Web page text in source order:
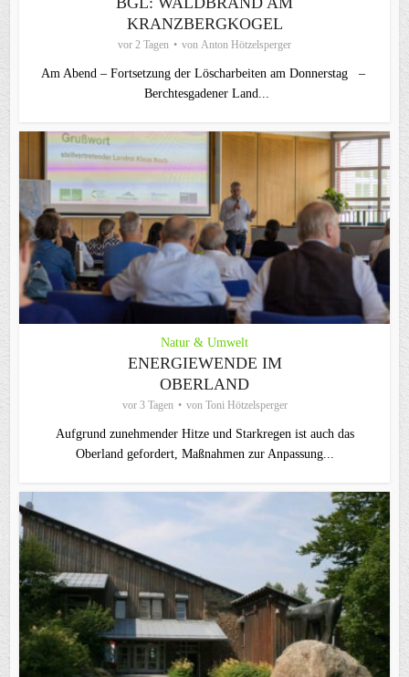
KRANZBERGKOGEL
vor 2 Tagen von Anton Hötzelsperger
Am Abend – Fortsetzung der Löscharbeiten am Donnerstag –
Berchtesgadener Land...
Natur & Umwelt
ENERGIEWENDE IM
OBERLAND
vor 3 Tagen von Toni Hötzelsperger
Aufgrund zunehmender Hitze und Starkregen ist auch das
Oberland gefordert, Maßnahmen zur Anpassung...